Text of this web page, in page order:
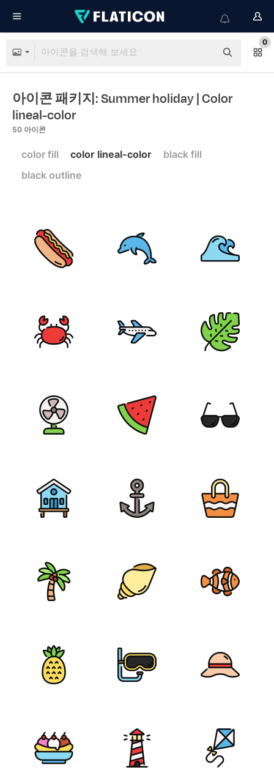
0
아이콘 패키지: Summer holiday| Color
lineal-color
50 아이콘
color fill color lineal-color
black fill
black outline